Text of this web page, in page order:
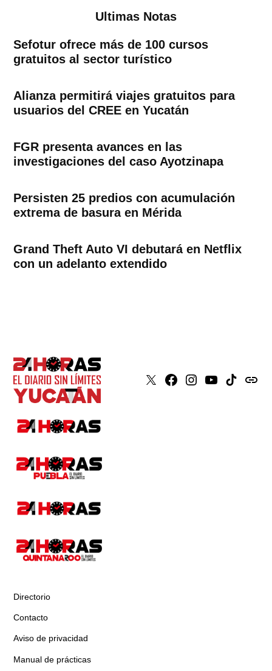
Ultimas Notas
Sefotur ofrece más de 100 cursos
gratuitos al sector turístico
Alianza permitirá viajes gratuitos para
usuarios del CREE en Yucatán
FGR presenta avances en las
investigaciones del caso Ayotzinapa
Persisten 25 predios con acumulación
extrema de basura en Mérida
Grand Theft Auto VI debutará en Netflix
con un adelanto extendido
X Faceboook
Instagram
YoutubeTiktokissuu
Directorio
Contacto
Aviso de privacidad
Manual de prácticas